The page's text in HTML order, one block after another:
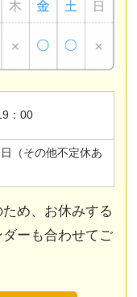
：00
（その他不定休あ
め、お休みする
ーも合わせてご